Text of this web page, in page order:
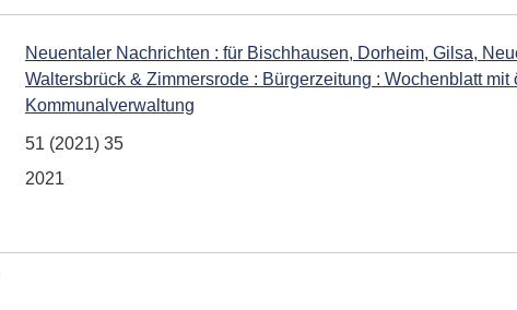
Neuentaler Nachrichten : für Bischhausen, Dorheim, Gilsa,
Waltersbrück & Zimmersrode : Bürgerzeitung : Wochenblatt
Kommunalverwaltung
51 (2021) 35
2021